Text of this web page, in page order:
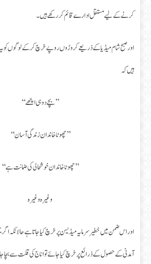
کرنے کے لیے مستقل ادارے قائم کر رکھے ہیں۔
اور صبح شام میڈیا کے ذریعے کروڑوں روپے خرچ کرکے لوگوں کو
ہیں کہ
’’بچے دو ہی اچھے ‘‘
’’چھوٹا خاندان زندگی آسان ‘‘
’’چھوٹا خاندان خوشحالی کی ضمانت ہے‘‘
وغیرہ وغیرہ
اور اس ضمن میں خطیر سرمایہ میڈیسن پر خرچ کیا جاتا ہے حالانکہ
آمدنی کے حصول کے ذرائع پر خرچ کیا جائے تو اناج کی قلت سے بچا